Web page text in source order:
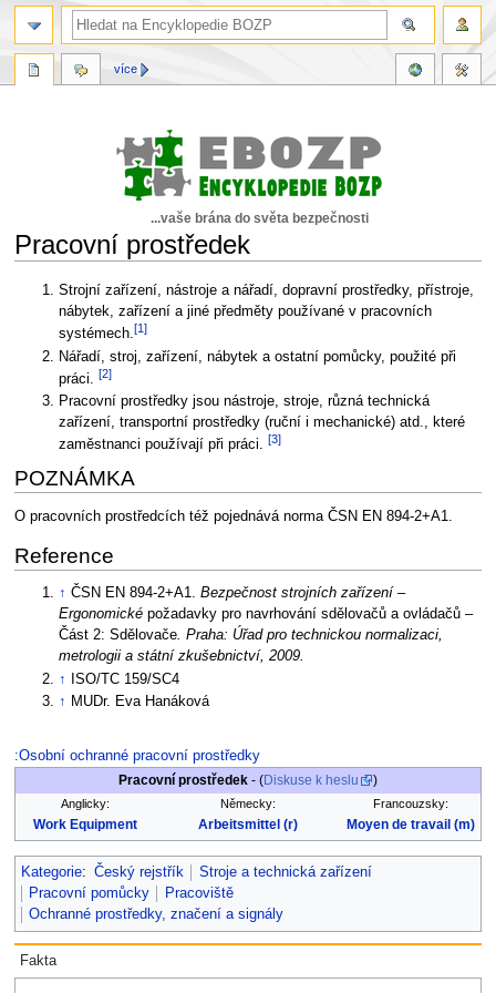
...vaše brána do světa bezpečnosti
Pracovní prostředek
Skočit
navigaci
Skočit
vyhledávání
Strojní zařízení, nástroje a nářadí, dopravní prostředky, přístroje,
nábytek, zařízení a jiné předměty používané v pracovních
systémech.[1]
Nářadí, stroj, zařízení, nábytek a ostatní pomůcky, použité při
práci.[2]
Pracovní prostředky jsou nástroje, stroje, různá technická
zařízení, transportní prostředky (ruční i mechanické) atd., které
zaměstnanci používají při práci.[3]
POZNÁMKA
O pracovních prostředcích též pojednává norma ČSN EN 894-2+A1.
Reference
↑ ČSN EN 894-2+A1.Bezpečnost strojních zařízení –
Ergonomické požadavky pro navrhování sdělovačů a ovládačů –
Část 2: Sdělovače. Praha: Úřad pro technickou normalizaci,
metrologii a státní zkušebnictví, 2009.
↑
ISO/TC 159/SC4
↑ MUDr. Eva Hanáková
:Osobní ochranné pracovní prostředky
Pracovní prostředek - (Diskuse k heslu )
Anglicky: Německy: Francouzsky:
Work Equipment Arbeitsmittel (r) Moyen de travail (m)
Kategorie: Český rejstřík
Stroje a technická zařízení
Pracovní pomůcky
Pracoviště
Ochranné prostředky, značení a signály
Fakta
více